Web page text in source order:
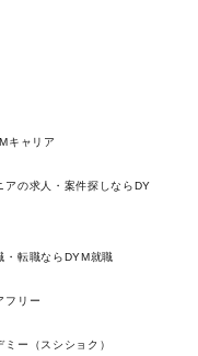
キャリア
アの求人・案件探しならDY
・転職ならDYM就職
フリー
ー（スシショク）